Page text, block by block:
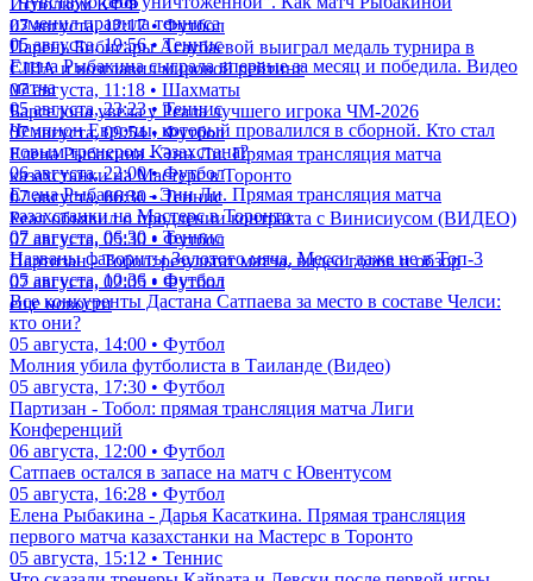
Исполком КФФ
07 августа, 12:17 • Футбол
Парень Бибисары Асаубаевой выиграл медаль турнира в
США и возглавил мировой рейтинг
07 августа, 11:18 • Шахматы
Барселона увела у Реала лучшего игрока ЧМ-2026
07 августа, 09:54 • Футбол
Елена Рыбакина - Энн Ли. Прямая трансляция матча
казахстанки на Мастерс в Торонто
07 августа, 06:30 • Теннис
Реал объявил о продлении контракта с Винисиусом (ВИДЕО)
07 августа, 05:30 • Футбол
Партизан - Тобол: результат матча, видео голов и обзор
07 августа, 02:05 • Футбол
еще новости
изменил правила тенниса
05 августа, 19:56 • Теннис
Елена Рыбакина сыграла впервые за месяц и победила. Видео
матча
05 августа, 23:23 • Теннис
Чемпион Европы, который провалился в сборной. Кто стал
новым тренером Казахстана?
06 августа, 22:00 • Футбол
Елена Рыбакина - Энн Ли. Прямая трансляция матча
казахстанки на Мастерс в Торонто
07 августа, 06:30 • Теннис
Названы фавориты Золотого мяча. Месси даже не в Топ-3
05 августа, 10:36 • Футбол
Все конкуренты Дастана Сатпаева за место в составе Челси:
кто они?
05 августа, 14:00 • Футбол
Молния убила футболиста в Таиланде (Видео)
05 августа, 17:30 • Футбол
Партизан - Тобол: прямая трансляция матча Лиги
Конференций
06 августа, 12:00 • Футбол
Сатпаев остался в запасе на матч с Ювентусом
05 августа, 16:28 • Футбол
Елена Рыбакина - Дарья Касаткина. Прямая трансляция
первого матча казахстанки на Мастерс в Торонто
05 августа, 15:12 • Теннис